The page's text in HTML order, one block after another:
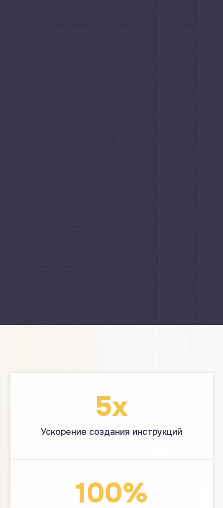
5x
Ускорение создания инструкций
100%